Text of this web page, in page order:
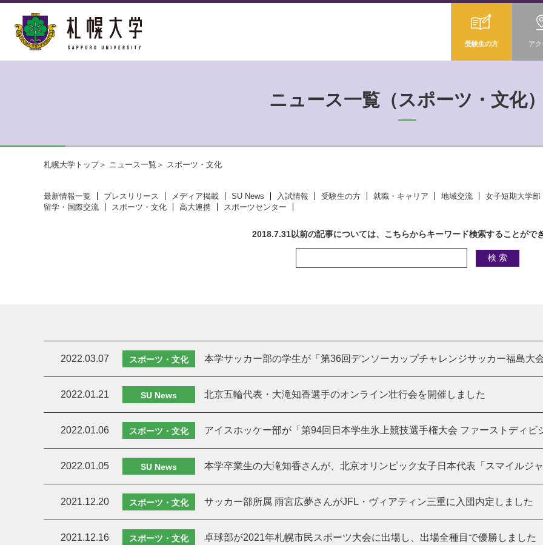
受験生の方 アク
ニュース一覧（スポーツ・文化）
札幌大学トップ ニュース一覧 スポーツ・文化
最新情報一覧 プレスリリース メディア掲載 SU News 入試情報 受験生の方 就職・キャリア 地域交流 女子短期大学部
留学・国際交流
スポーツ・文化 高大連携 スポーツセンター
2018.7.31以前の記事については、こちらからキーワード検索することがで
2022.03.07 スポーツ・文化 本学サッカー部の学生が「第36回デンソーカップチャレンジサッカー福島大
2022.01.21 SU News 北京五輪代表・大滝知香選手のオンライン壮行会を開催しました
2022.01.06 スポーツ・文化 アイスホッケー部が「第94回日本学生氷上競技選手権大会 ファーストディビ
2022.01.05 SU News 本学卒業生の大滝知香さんが、北京オリンピック女子日本代表「スマイルジ
2021.12.20 スポーツ・文化 サッカー部所属 雨宮広夢さんがJFL・ヴィアティン三重に入団内定しました
2021.12.16 スポーツ・文化 卓球部が2021年札幌市民スポーツ大会に出場し、出場全種目で優勝しました